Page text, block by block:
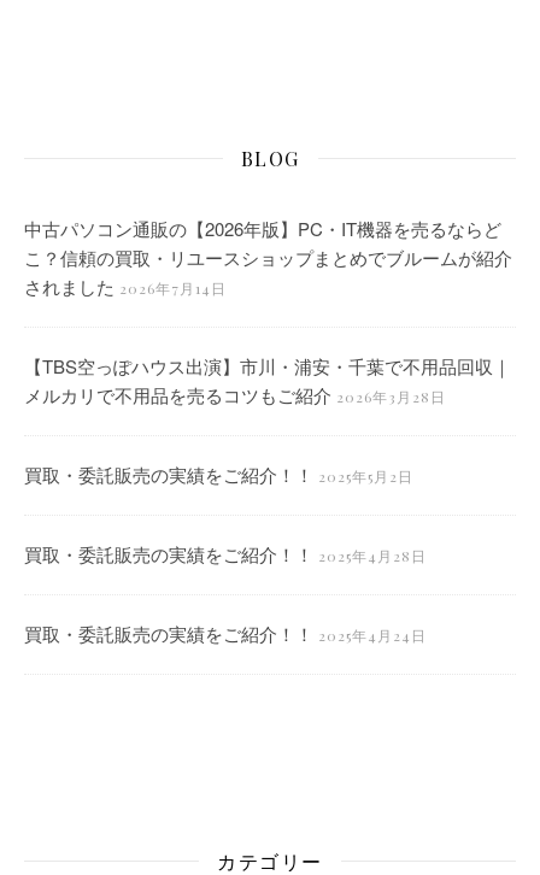
BLOG
中古パソコン通販の【2026年版】PC・IT機器を売るならど
こ？信頼の買取・リユースショップまとめでブルームが紹介
されました 2026年7月14日
【TBS空っぽハウス出演】市川・浦安・千葉で不用品回収｜
メルカリで不用品を売るコツもご紹介 2026年3月28日
買取・委託販売の実績をご紹介！！ 2025年5月2日
買取・委託販売の実績をご紹介！！ 2025年4月28日
買取・委託販売の実績をご紹介！！ 2025年4月24日
カテゴリー